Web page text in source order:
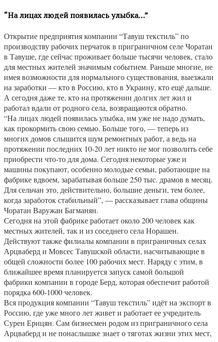
“На лицах людей появилась улыбка…”
Открытие предприятия компании “Тавуш текстиль” по
производству рабочих перчаток в приграничном селе Чоратан
в Тавуше, где сейчас проживает больше тысячи человек, стало
для местных жителей значимым событием. Раньше многие, не
имея возможности для нормального существования, выезжали
на заработки — кто в Россию, кто в Украину, кто ещё дальше.
А сегодня даже те, кто на протяжении долгих лет жил и
работал вдали от родного села, возвращаются обратно.
“На лицах людей появилась улыбка, им уже не надо думать,
как прокормить свою семью. Больше того, — теперь из
многих домов слышится шум ремонтных работ, а ведь на
протяжении последних 10-20 лет никто не мог позволить себе
приобрести что-то для дома. Сегодня некоторые уже и
машины покупают, особенно молодые семьи, работающие на
фабрике вдвоем, зарабатывая больше 250 тыс. драмов в месяц.
Для сельчан это, действительно, большие деньги, тем более,
когда заработок стабильный”, — рассказывает глава общины
Чоратан Варужан Багманян.
Сегодня на этой фабрике работает около 200 человек как
местных жителей, так и из соседнего села Норашен.
Действуют также филиалы компании в приграничных селах
Арцваберд и Мовсес Тавушской области, насчитывающие в
общей сложности более 100 рабочих мест. Наряду с этим, в
ближайшее время планируется запуск самой большой
фабрики компании в городе Берд, которая обеспечит работой
порядка 600-1000 человек.
Вся продукция компании “Тавуш текстиль” идёт на экспорт в
Россию, где уже много лет живет и работает ее учредитель
Сурен Ерицян. Сам бизнесмен родом из приграничного села
Арцваберд и не понаслышке знает о тяготах жизни этих мест,